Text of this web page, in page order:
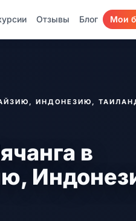
Отзывы Блог Мои
ИНДОНЕЗИЮ,
в